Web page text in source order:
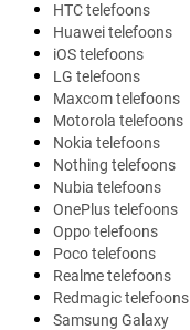
HTC telefoons
Huawei telefoons
iOS telefoons
LG telefoons
Maxcom telefoons
Motorola telefoons
Nokia telefoons
Nothing telefoons
Nubia telefoons
OnePlus telefoons
Oppo telefoons
Poco telefoons
Realme telefoons
Redmagic telefoons
Samsung Galaxy